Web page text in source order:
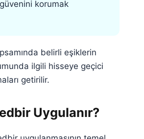
korumak
belirli eşiklerin
ilgili hisseye geçici
getirilir.
Uygulanır?